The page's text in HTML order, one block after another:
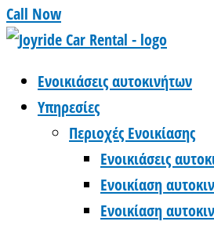
Call Now
Ενοικιάσεις αυτοκινήτων
Υπηρεσίες
Περιοχές Ενοικίασης
Ενοικιάσεις
Ενοικίαση
Ενοικίαση